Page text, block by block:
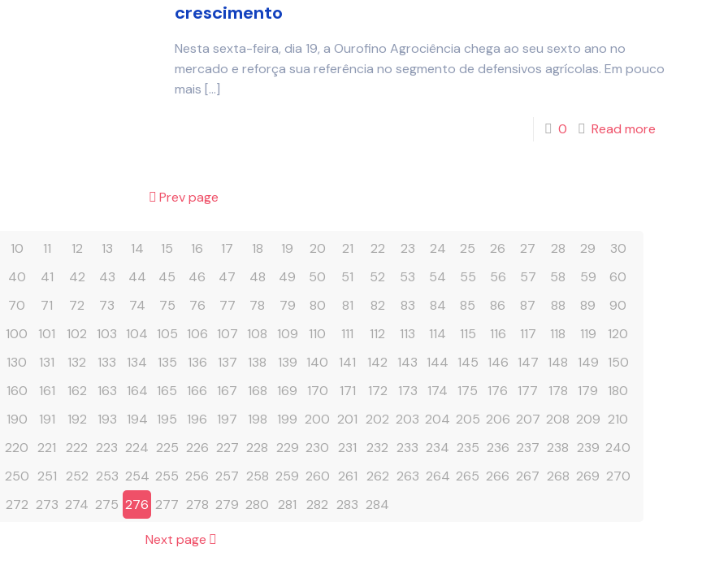
crescimento
Nesta sexta-feira, dia 19, a Ourofino Agrociência chega ao seu sexto ano no
mercado e reforça sua referência no segmento de defensivos agrícolas. Em pouco
mais […]
0 Read more
Prev page
10 11 12 13 14 15 16 17 18 19 20 21 22 23 24 25 26 27 28 29
30
40 41 42 43 44 45 46 47 48 49 50 51 52 53 54 55 56 57 58 59
60
70 71 72 73 74 75 76 77 78 79 80 81 82 83 84 85 86 87 88 89
90
100 101 102 103 104 105 106 107 108 109 110 111 112 113 114 115 116 117 118 119
120
130 131 132 133 134 135 136 137 138 139 140 141 142 143 144 145 146 147 148 149
150
160 161 162 163 164 165 166 167 168 169 170 171 172 173 174 175 176 177 178 179
180
190 191 192 193 194 195 196 197 198 199 200 201 202 203 204 205 206 207 208 209 210
220 221 222 223 224 225 226 227 228 229 230 231 232 233 234 235 236 237 238 239 240
250 251 252 253 254 255 256 257 258 259 260 261 262 263 264 265 266 267 268 269 270
272 273 274 275 276 277 278 279 280 281 282 283 284
Next page